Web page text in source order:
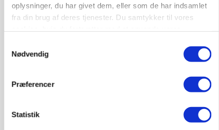
oplysninger, du har givet dem, eller som de har indsamlet
fra din brug af deres tjenester. Du samtykker til vores
Nødvendig
Præferencer
Statistik
Den drøje sandhed om prioritet
Annonce
KULTUR
Studietur til kænguruens hjemland